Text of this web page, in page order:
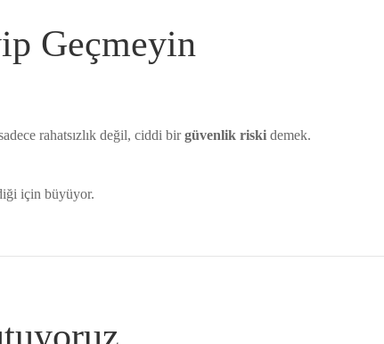
Geçmeyin
rahatsızlık değil, ciddi birgüvenlik riski demek.
için büyüyor.